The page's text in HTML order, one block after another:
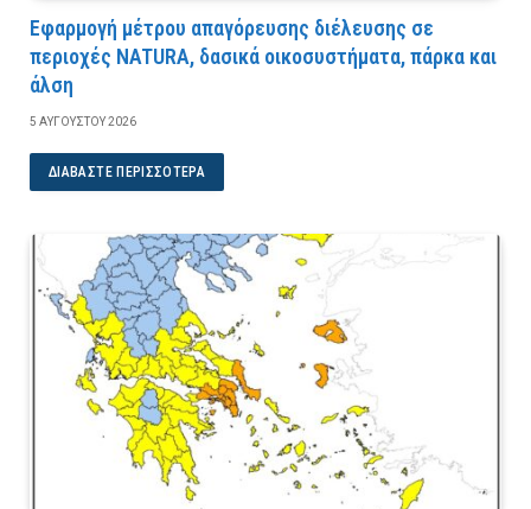
Εφαρμογή μέτρου απαγόρευσης διέλευσης σε
περιοχές NATURA, δασικά οικοσυστήματα, πάρκα και
άλση
5 ΑΥΓΟΎΣΤΟΥ 2026
ΔΙΑΒΆΣΤΕ ΠΕΡΙΣΣΌΤΕΡΑ